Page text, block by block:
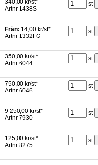
340,00 kr/st*
Artnr 1438S
st
Från: 14,00 kr/st*
Artnr 1332FG
st
350,00 kr/st*
Artnr 6044
st
750,00 kr/st*
Artnr 6046
st
9 250,00 kr/st*
Artnr 7930
st
125,00 kr/st*
Artnr 8275
st